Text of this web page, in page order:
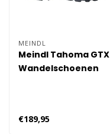
MEINDL
Meindl Tahoma GTX
Wandelschoenen
€189,95